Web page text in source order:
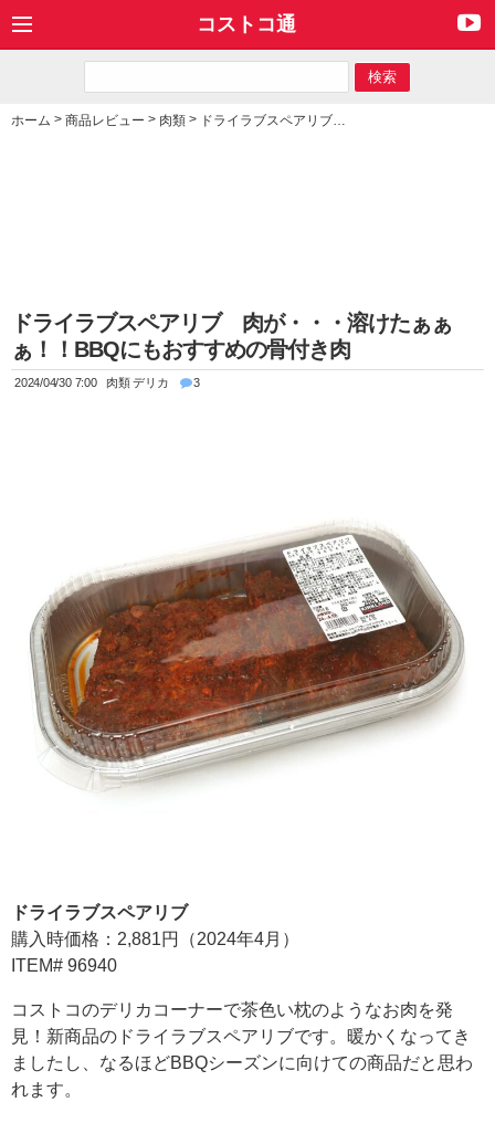
コストコ通
ホーム > 商品レビュー > 肉類 > ドライラブスペアリブ 肉が・・・溶けたぁぁぁ！！BBQにもおすすめの骨付き肉
ドライラブスペアリブ 肉が・・・溶けたぁぁ
ぁ！！BBQにもおすすめの骨付き肉
2024/04/30 7:00 肉類デリカ 3
ドライラブスペアリブ
購入時価格：2,881円（2024年4月）
ITEM# 96940
コストコのデリカコーナーで茶色い枕のようなお肉を発
見！新商品のドライラブスペアリブです。暖かくなってき
ましたし、なるほどBBQシーズンに向けての商品だと思わ
れます。